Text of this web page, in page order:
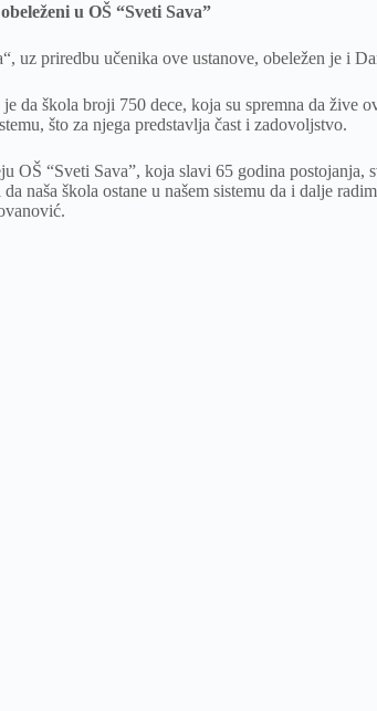
u OŠ “Sveti Sava”
uz priredbu učenika ove ustanove, obeležen je i
da škola broji 750 dece, koja su spremna da žive
što za njega predstavlja čast i zadovoljstvo.
OŠ “Sveti Sava”, koja slavi 65 godina postojanja,
naša škola ostane u našem sistemu da i dalje